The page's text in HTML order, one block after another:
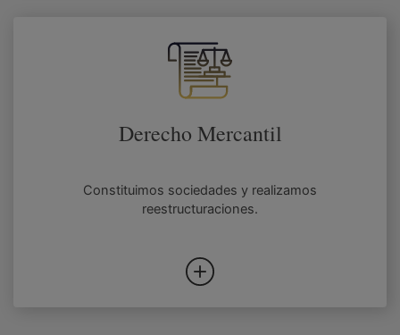
Derecho Mercantil
Constituimos sociedades y realizamos
reestructuraciones.